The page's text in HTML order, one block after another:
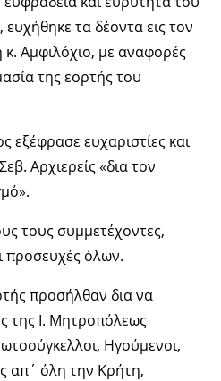
ευχήθηκε τα δέοντα εις τον
Αμφιλόχιο, με αναφορές
της εορτής του
εξέφρασε ευχαριστίες και
Αρχιερείς «δια τον
τους συμμετέχοντες,
προσευχές όλων.
προσήλθαν δια να
της Ι. Μητροπόλεως
Ηγούμενοι,
απ΄ όλη την Κρήτη,